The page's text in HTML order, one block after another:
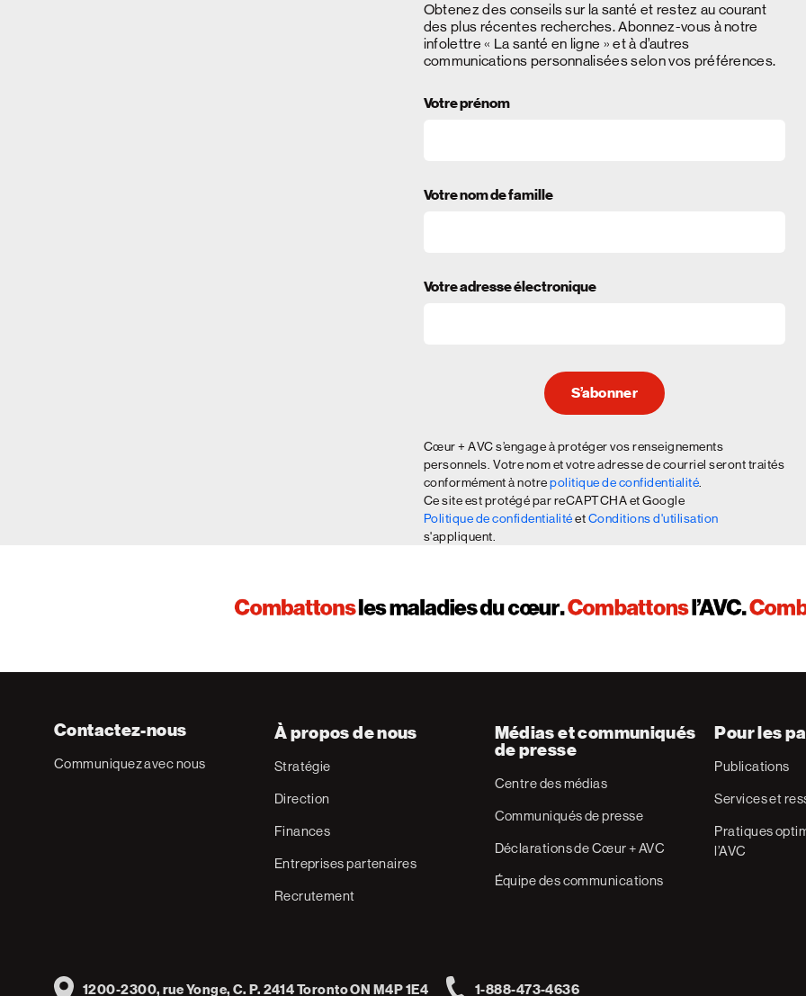
Obtenez des conseils sur la santé et restez au courant
des plus récentes recherches. Abonnez-vous à notre
infolettre « La santé en ligne » et à d’autres
communications personnalisées selon vos préférences.
Votre prénom
Votre nom de famille
Votre adresse électronique
S’abonner
Cœur + AVC s’engage à protéger vos renseignements
personnels. Votre nom et votre adresse de courriel seront traités
conformément à notrepolitique de confidentialité
Ce site est protégé par reCAPTCHA et Google
Politique de confidentialitéetConditions d'utilisation
s'appliquent.
Contactez-nous
Communiquez avec nous
À propos de nous
Stratégie
Direction
Finances
Entreprises partenaires
Recrutement
Médias et communiqués
de presse
Centre des médias
Communiqués de presse
Déclarations de Cœur + AVC
Équipe des communications
Pour les
Publications
Services et
Pratiques
l’AVC
Address
1200-2300, rue Yonge, C. P. 2414 Toronto ON M4P 1E4 1-888-473-4636